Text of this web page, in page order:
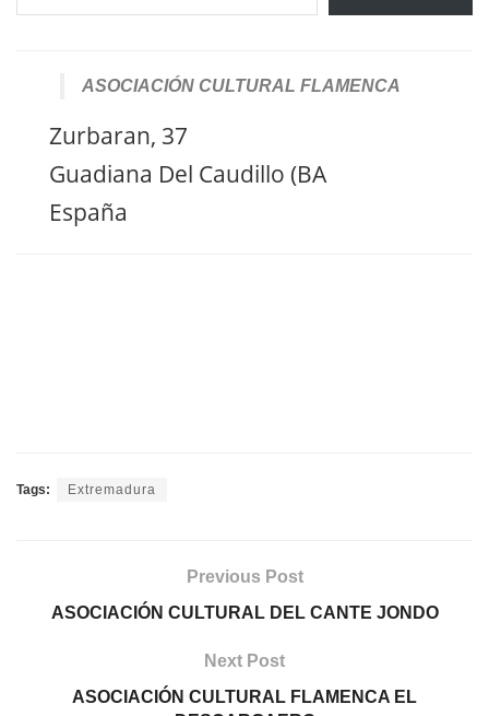
ASOCIACIÓN CULTURAL FLAMENCA
Zurbaran, 37
Guadiana Del Caudillo (BA
España
Tags: Extremadura
Previous Post
ASOCIACIÓN CULTURAL DEL CANTE JONDO
Next Post
ASOCIACIÓN CULTURAL FLAMENCA EL